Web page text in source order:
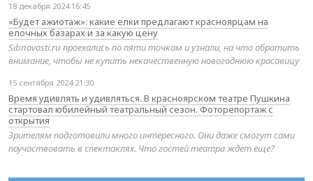
18 декабря 2024 16:45
«Будет ажиотаж»: какие елки предлагают красноярцам на
елочных базарах и за какую цену
Sibnovosti.ru проехались по пяти точкам и узнали, на что обратить
внимание, чтобы не купить некачественную новогоднюю красавицу
15 сентября 2024 21:30
Время удивлять и удивляться. В красноярском театре Пушкина
стартовал юбилейный театральный сезон. Фоторепортаж с
открытия
Зрителям подготовили много интересного. Они даже смогут сами
поучаствовать в спектаклях. Что гостей театра ждет еще?